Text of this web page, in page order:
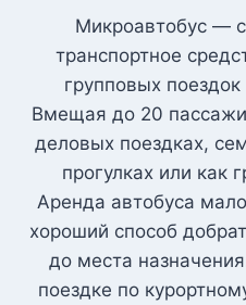
Микроавтобус —
транспортное
групповых
Вмещая до 20
деловых поездках,
прогулках или как
Аренда автобуса
хороший способ
до места
поездке по